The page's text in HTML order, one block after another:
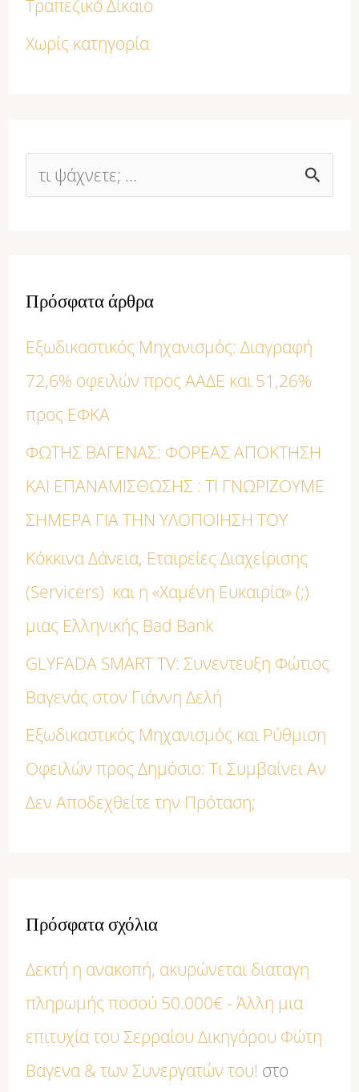
Τραπεζικό Δίκαιο
Χωρίς κατηγορία
ή
τ
η
σ
η
γ
ι
α
:
Πρόσφατα άρθρα
Εξωδικαστικός Μηχανισμός: Διαγραφή
72,6% οφειλών προς ΑΑΔΕ και 51,26%
προς ΕΦΚΑ
ΦΩΤΗΣ ΒΑΓΕΝΑΣ: ΦΟΡΕΑΣ ΑΠΟΚΤΗΣΗ
ΚΑΙ ΕΠΑΝΑΜΙΣΘΩΣΗΣ : ΤΙ ΓΝΩΡΙΖΟΥΜΕ
ΣΗΜΕΡΑ ΓΙΑ ΤΗΝ ΥΛΟΠΟΙΗΣΗ ΤΟΥ
Κόκκινα Δάνεια, Εταιρείες Διαχείρισης
(Servicers) και η «Χαμένη Ευκαιρία» (;)
μιας Ελληνικής Bad Bank
GLYFADA SMART TV: Συνεντευξη Φώτιος
Βαγενάς στον Γιάννη Δελή
Εξωδικαστικός Μηχανισμός και Ρύθμιση
Οφειλών προς Δημόσιο: Τι Συμβαίνει Αν
Δεν Αποδεχθείτε την Πρόταση;
Πρόσφατα σχόλια
Δεκτή η ανακοπή, ακυρώνεται διαταγη
πληρωμής ποσού 50.000€ - Άλλη μια
επιτυχία του Σερραίου Δικηγόρου Φώτη
Βαγενα & των Συνεργατών του! στο